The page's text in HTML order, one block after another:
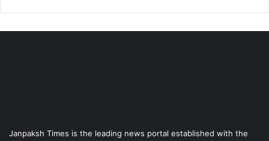
Janpaksh Times is the leading news portal established with the